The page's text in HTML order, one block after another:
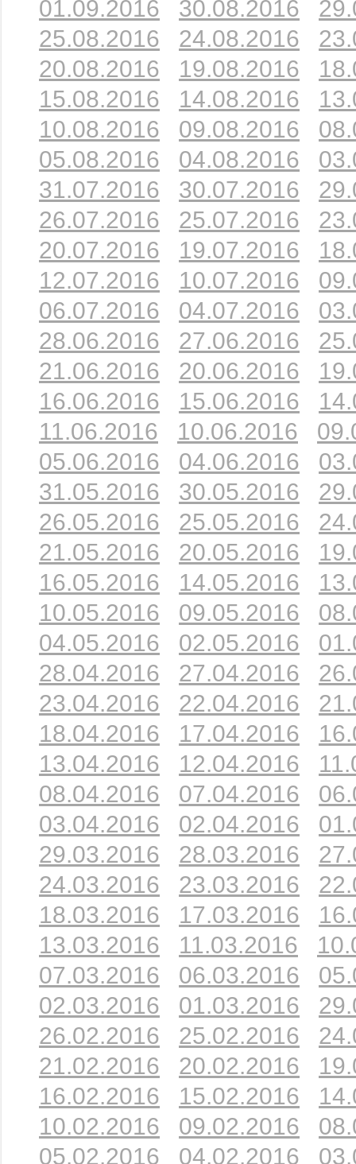
01.09.2016
30.08.2016
25.08.2016
24.08.2016
20.08.2016
19.08.2016
15.08.2016
14.08.2016
10.08.2016
09.08.2016
05.08.2016
04.08.2016
31.07.2016
30.07.2016
26.07.2016
25.07.2016
20.07.2016
19.07.2016
12.07.2016
10.07.2016
06.07.2016
04.07.2016
28.06.2016
27.06.2016
21.06.2016
20.06.2016
16.06.2016
15.06.2016
11.06.2016
10.06.2016
05.06.2016
04.06.2016
31.05.2016
30.05.2016
26.05.2016
25.05.2016
21.05.2016
20.05.2016
16.05.2016
14.05.2016
10.05.2016
09.05.2016
04.05.2016
02.05.2016
28.04.2016
27.04.2016
23.04.2016
22.04.2016
18.04.2016
17.04.2016
13.04.2016
12.04.2016
08.04.2016
07.04.2016
03.04.2016
02.04.2016
29.03.2016
28.03.2016
24.03.2016
23.03.2016
18.03.2016
17.03.2016
13.03.2016
11.03.2016
07.03.2016
06.03.2016
02.03.2016
01.03.2016
26.02.2016
25.02.2016
21.02.2016
20.02.2016
16.02.2016
15.02.2016
10.02.2016
09.02.2016
05.02.2016
04.02.2016